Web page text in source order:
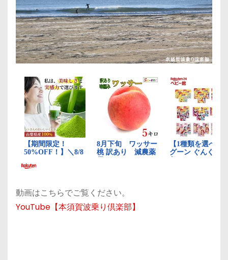
動画はこちらでご覧ください。
YouTube【本須賀波乗り倶楽部】